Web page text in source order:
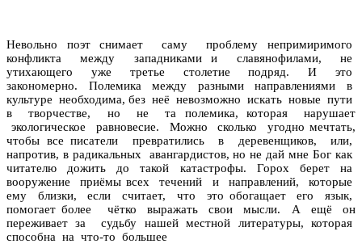
Невольно поэт снимает саму проблему непримиримого
конфликта между западниками и славянофилами, не
утихающего уже третье столетие подряд. И это
закономерно. Полемика между разными направлениями в
культуре необходима, без неё невозможно искать новые пути
в творчестве, но не та полемика, которая нарушает
экологическое равновесие. Можно сколько угодно мечтать,
чтобы все писатели превратились в деревенщиков, или,
напротив, в радикальных авангардистов, но не дай мне Бог как
читателю дожить до такой катастрофы. Горох берет на
вооружение приёмы всех течений и направлений, которые
ему близки, если считает, что это обогащает его язык,
помогает более чётко выражать свои мысли. А ещё он
переживает за судьбу нашей местной литературы, которая
способна на что-то большее